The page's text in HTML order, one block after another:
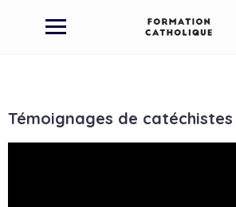
Témoignages de catéchistes